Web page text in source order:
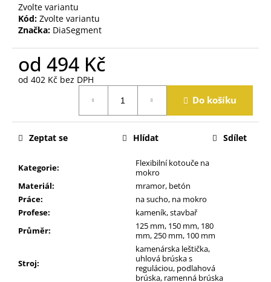
Zvolte variantu
Kód: Zvolte variantu
Značka: DiaSegment
od 494 Kč
od 402 Kč bez DPH
Do košíku
Kategorie:
Flexibilní kotouče na
mokro
Materiál:
mramor, betón
Práce:
na sucho, na mokro
Profese:
kameník, stavbař
Průměr:
125 mm, 150 mm, 180
mm, 250 mm, 100 mm
Stroj:
kamenárska leštička,
uhlová brúska s
reguláciou, podlahová
brúska, ramenná brúska
Zeptat se Hlídat Sdílet